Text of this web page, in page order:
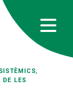
DE LES